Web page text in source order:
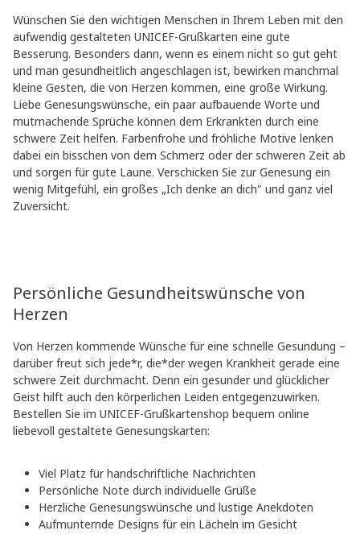
Wünschen Sie den wichtigen Menschen in Ihrem Leben mit den
aufwendig gestalteten UNICEF-Grußkarten eine gute
Besserung. Besonders dann, wenn es einem nicht so gut geht
und man gesundheitlich angeschlagen ist, bewirken manchmal
kleine Gesten, die von Herzen kommen, eine große Wirkung.
Liebe Genesungswünsche, ein paar aufbauende Worte und
mutmachende Sprüche können dem Erkrankten durch eine
schwere Zeit helfen. Farbenfrohe und fröhliche Motive lenken
dabei ein bisschen von dem Schmerz oder der schweren Zeit ab
und sorgen für gute Laune. Verschicken Sie zur Genesung ein
wenig Mitgefühl, ein großes „Ich denke an dich" und ganz viel
Zuversicht.
Persönliche Gesundheitswünsche von
Herzen
Von Herzen kommende Wünsche für eine schnelle Gesundung –
darüber freut sich jede*r, die*der wegen Krankheit gerade eine
schwere Zeit durchmacht. Denn ein gesunder und glücklicher
Geist hilft auch den körperlichen Leiden entgegenzuwirken.
Bestellen Sie im UNICEF-Grußkartenshop bequem online
liebevoll gestaltete Genesungskarten:
Viel Platz für handschriftliche Nachrichten
Persönliche Note durch individuelle Grüße
Herzliche Genesungswünsche und lustige Anekdoten
Aufmunternde Designs für ein Lächeln im Gesicht